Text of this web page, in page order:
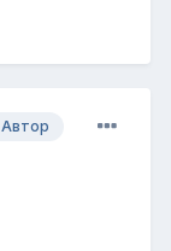
Автор